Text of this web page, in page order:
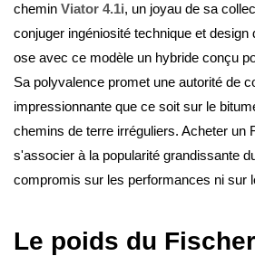
chemin Viator 4.1i, un joyau de sa
conjuger ingéniosité technique et design
ose avec ce modèle un hybride conçu
Sa polyvalence promet une autorité de
impressionnante que ce soit sur le
chemins de terre irréguliers. Acheter un
s'associer à la popularité grandissante
compromis sur les performances ni sur
Le poids du